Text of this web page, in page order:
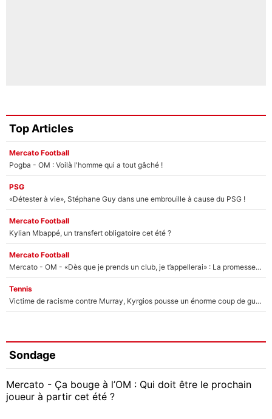
Top Articles
Mercato Football
Pogba - OM : Voilà l'homme qui a tout gâché !
PSG
«Détester à vie», Stéphane Guy dans une embrouille à cause du PSG !
Mercato Football
Kylian Mbappé, un transfert obligatoire cet été ?
Mercato Football
Mercato - OM - «Dès que je prends un club, je t’appellerai» : La promesse de Marcelino au moment de claquer la porte
Tennis
Victime de racisme contre Murray, Kyrgios pousse un énorme coup de gueule !
Sondage
Mercato - Ça bouge à l’OM : Qui doit être le prochain
joueur à partir cet été ?